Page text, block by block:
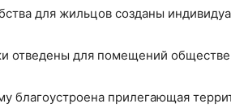
для жильцов созданы
отведены для помещений
благоустроена прилегающая